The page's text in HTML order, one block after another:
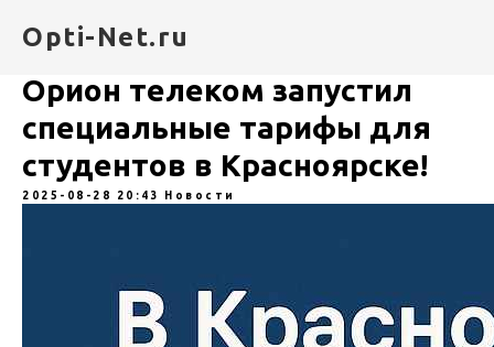
Opti-Net.ru
Орион телеком запустил
специальные тарифы для
студентов в Красноярске!
2025-08-28 20:43 Новости